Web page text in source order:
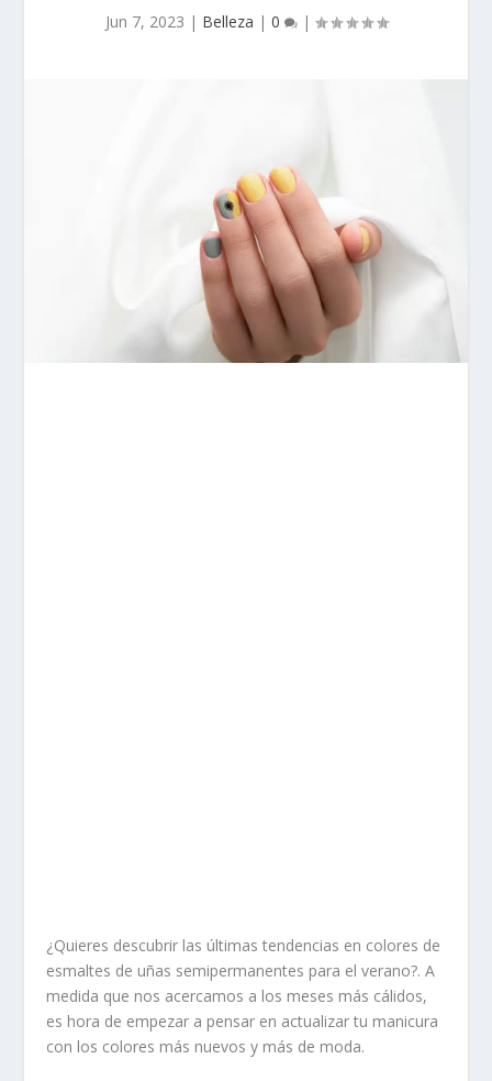
Jun 7, 2023 | Belleza | 0 |
¿Quieres descubrir las últimas tendencias en colores de
esmaltes de uñas semipermanentes para el verano?. A
medida que nos acercamos a los meses más cálidos,
es hora de empezar a pensar en actualizar tu manicura
con los colores más nuevos y más de moda.